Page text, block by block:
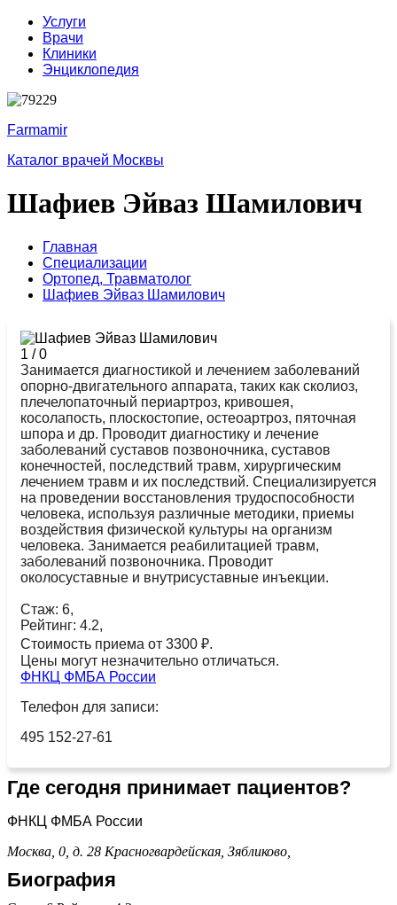
Услуги
Врачи
Клиники
Энциклопедия
Farmamir
Каталог врачей Москвы
Шафиев Эйваз Шамилович
Главная
Специализации
Ортопед, Травматолог
Шафиев Эйваз Шамилович
1 /0
Занимается диагностикой и лечением заболеваний
опорно-двигательного аппарата, таких как сколиоз,
плечелопаточный периартроз, кривошея,
косолапость, плоскостопие, остеоартроз, пяточная
шпора и др. Проводит диагностику и лечение
заболеваний суставов позвоночника, суставов
конечностей, последствий травм, хирургическим
лечением травм и их последствий. Специализируется
на проведении восстановления трудоспособности
человека, используя различные методики, приемы
воздействия физической культуры на организм
человека. Занимается реабилитацией травм,
заболеваний позвоночника. Проводит
околосуставные и внутрисуставные инъекции.
Стаж: 6,
Рейтинг: 4.2,
Стоимость приема от 3300 ₽.
Цены могут незначительно отличаться.
ФНКЦ ФМБА России
Телефон для записи:
495 152-27-61
Где сегодня принимает пациентов?
ФНКЦ ФМБА России
Москва, 0, д. 28 Красногвардейская, Зябликово,
Биография